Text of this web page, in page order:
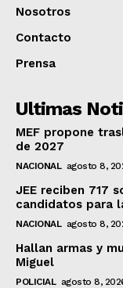
Nosotros
Contacto
Prensa
Ultimas
MEF propone
de 2027
NACIONAL agosto 8,
JEE reciben 717
candidatos para
NACIONAL agosto 8,
Hallan armas y
Miguel
POLICIAL agosto 8,